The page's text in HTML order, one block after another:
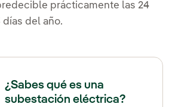
prácticamente las 24
días del año.
¿Sabes qué es una
subestación eléctrica?